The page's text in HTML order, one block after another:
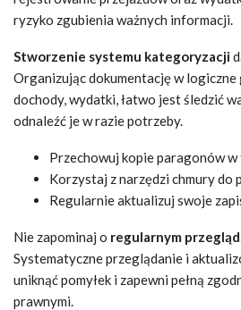
ryzyko zgubienia ważnych informacji.
Stworzenie systemu kategoryzacji
Organizując dokumentację w logiczne
dochody, wydatki, łatwo jest śledzić
odnaleźć je w razie potrzeby.
Przechowuj kopie paragonów
Korzystaj z narzędzi chmury do
Regularnie aktualizuj swoje
Nie zapominaj o regularnym
Systematyczne przeglądanie i
uniknąć pomyłek i zapewni pełną
prawnymi.